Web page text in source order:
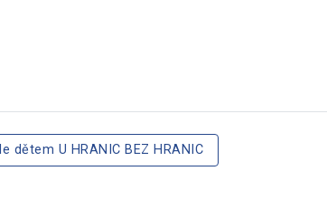
dětem U HRANIC BEZ HRANIC